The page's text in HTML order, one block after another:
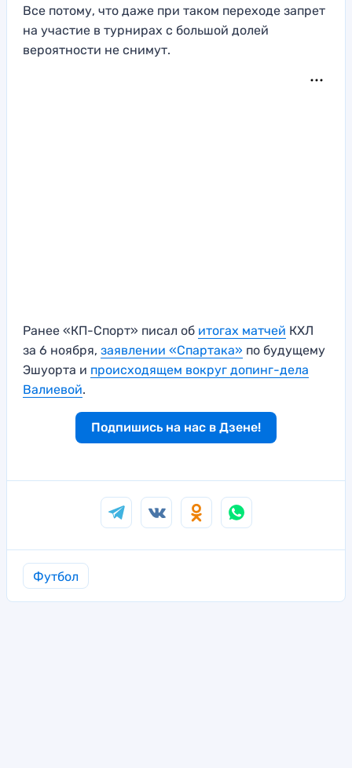
Все потому, что даже при таком переходе запрет
на участие в турнирах с большой долей
вероятности не снимут.
Ранее «КП-Спорт» писал об итогах матчей КХЛ
за 6 ноября, заявлении «Спартака» по будущему
Эшуорта и происходящем вокруг допинг-дела
Валиевой.
Подпишись на нас в Дзене!
Футбол